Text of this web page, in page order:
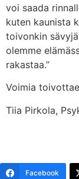
voi saada
kuten kaunista
toivonkin
olemme
rakastaa.”
Voimia
Tiia Pirkola,
Facebook